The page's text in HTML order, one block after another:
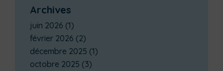
Archives
juin 2026 (1)
février 2026 (2)
décembre 2025 (1)
octobre 2025 (3)